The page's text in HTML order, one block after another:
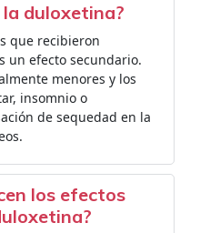
duloxetina?
que recibieron
un efecto secundario.
menores y los
insomnio o
de sequedad en la
los efectos